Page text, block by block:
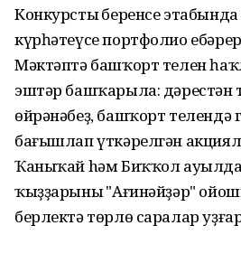
Конкурстың беренсе этабында
күрһәтеүсе портфолио
Мәктәптә башҡорт телен
эштәр башҡарыла:
өйрәнәбеҙ, башҡорт телендә
бағышлап үткәрелгән
Ҡаныҡай hәм Биҡҡол
ҡыҙҙарының "Ағинәйҙәр"
берлектә төрлө саралар